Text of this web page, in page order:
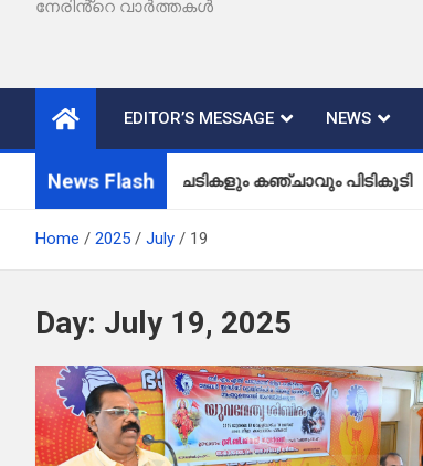
നേരിൻ്റെ വാർത്തകൾ
EDITOR’S MESSAGE NEWS
News Flash
കഞ്ചാവുചെടികളും കഞ്ചാവും പിടികൂടി
Home 2025 July 19
Day: July 19, 2025